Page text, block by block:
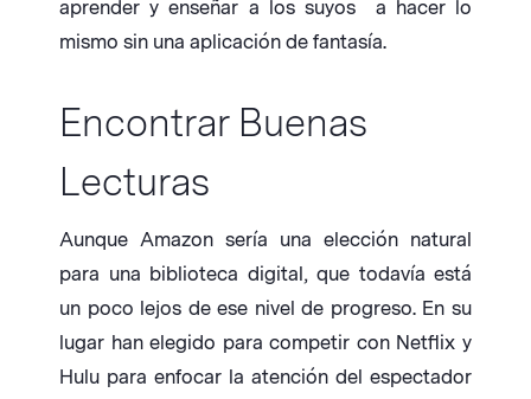
aprender y enseñar a los suyos a hacer lo
mismo sin una aplicación de fantasía.
Encontrar Buenas
Lecturas
Aunque Amazon sería una elección natural
para una biblioteca digital, que todavía está
un poco lejos de ese nivel de progreso. En su
lugar han elegido para competir con Netflix y
Hulu para enfocar la atención del espectador